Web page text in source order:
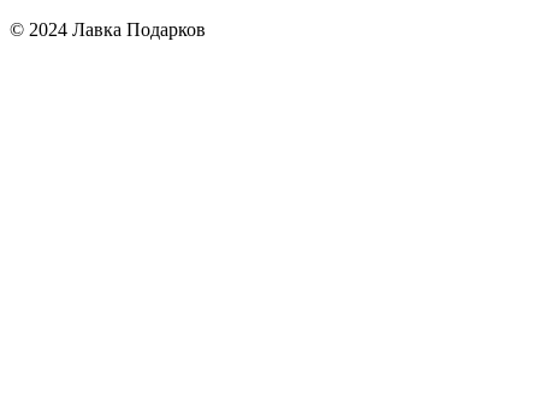
© 2024 Лавка Подарков